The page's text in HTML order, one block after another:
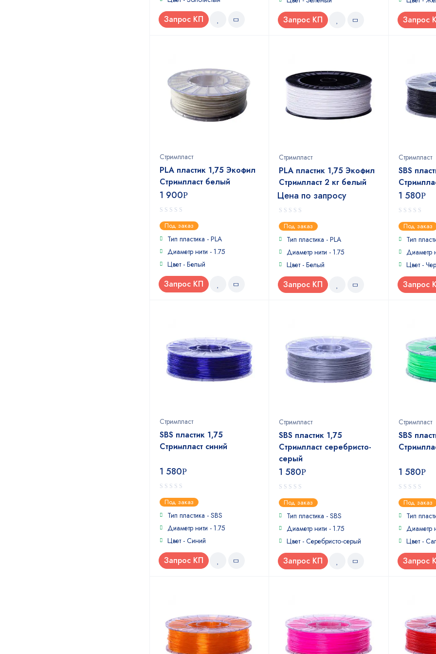
Запрос КП Запрос КП Запрос
Стримпласт
PLA пластик 1,75 Экофил
Стримпласт белый
1 900Р
0
out
of
Под заказ
Тип пластика - PLA
Диаметр нити - 1.75
Цвет - Белый
Запрос КП
Стримпласт
PLA пластик 1,75 Экофил
Стримпласт 2 кг белый
Цена по запросу
0
out
of
Под заказ
Тип пластика - PLA
Диаметр нити - 1.75
Цвет - Белый
Запрос КП
Стримпласт
SBS
1 580Р
0
out
of
Под заказ
Тип
Диаметр
Цвет -
Запрос
Стримпласт
SBS пластик 1,75
Стримпласт синий
1 580Р
0
out
of
Под заказ
Тип пластика - SBS
Диаметр нити - 1.75
Цвет - Синий
Запрос КП
Стримпласт
SBS пластик 1,75
Стримпласт серебристо-
серый
1 580Р
0
out
of
Под заказ
Тип пластика - SBS
Диаметр нити - 1.75
Цвет - Серебристо-серый
Запрос КП
Стримпласт
SBS
1 580Р
0
out
of
Под заказ
Тип
Диаметр
Цвет -
Запрос